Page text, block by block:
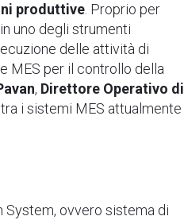
produttive . Proprio per
uno degli strumenti
delle attività di
MES per il controllo della
, Direttore Operativo di
i sistemi MES attualmente
System, ovvero sistema di